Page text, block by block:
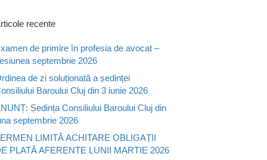
recente
de primire în profesia de avocat –
septembrie 2026
de zi soluționată a ședinței
Baroului Cluj din 3 iunie 2026
Ședința Consiliului Baroului Cluj din
septembrie 2026
LIMITĂ ACHITARE OBLIGAȚII
PLATĂ AFERENTE LUNII MARTIE 2026